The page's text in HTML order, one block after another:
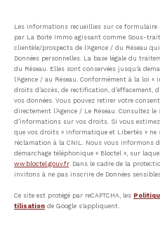
Les informations recueillies sur ce
par La Boite Immo agissant comme Sous-
clientèle/prospects de l'Agence / du Réseau
Données personnelles. La base légale du
du Réseau. Elles sont conservées jusqu'à
l'Agence / au Réseau. Conformément à la loi
droits d’accès, de rectification,
vos données. Vous pouvez retirer votre
directement l’Agence / Le Réseau. Consultez le
d’informations sur vos droits. Si vous
que vos droits « Informatique et Libertés » ne
réclamation à la CNIL. Nous vous informons
démarchage téléphonique « Bloctel », sur
ww.bloctel.gouv.fr. Dans le cadre de la
invitons à ne pas inscrire de Données
Ce site est protégé par reCAPTCHA, les
tilisation de Google s'appliquent.